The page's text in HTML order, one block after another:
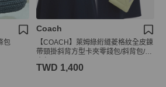
包
Coach
【COACH】萊姆綠絎縫菱格紋全皮鍊
帶頸掛斜背方型卡夾零錢包/斜背包/小
TWD 1,400